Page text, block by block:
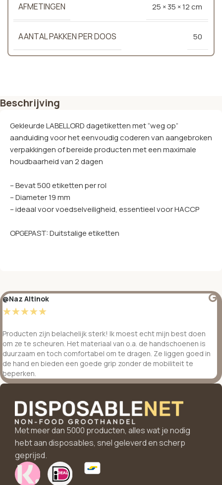
AFMETINGEN 25 × 35 × 12 cm
AANTAL PAKKEN PER DOOS 50
Beschrijving
Gekleurde LABELLORD dagetiketten met “weg op”
aanduiding voor het eenvoudig coderen van aangebroken
verpakkingen of bereide producten met een maximale
houdbaarheid van 2 dagen
– Bevat 500 etiketten per rol
– Diameter 19 mm
– ideaal voor voedselveiligheid, essentieel voor HACCP
OPGEPAST: Duitstalige etiketten
@Naz Altinok
☆☆☆☆☆
Producten zijn belachelijk sterk! Ik moest echt mijn best doen
om ze te scheuren. Het materiaal van o.a. de handschoenen is
duurzaam en toch comfortabel om te dragen. Ze liggen goed in
de hand en bieden een goede grip zonder de mobiliteit te
beperken.
Met meer dan 5000 producten, alles wat je nodig
hebt aan disposables, snel geleverd en scherp
geprijsd.